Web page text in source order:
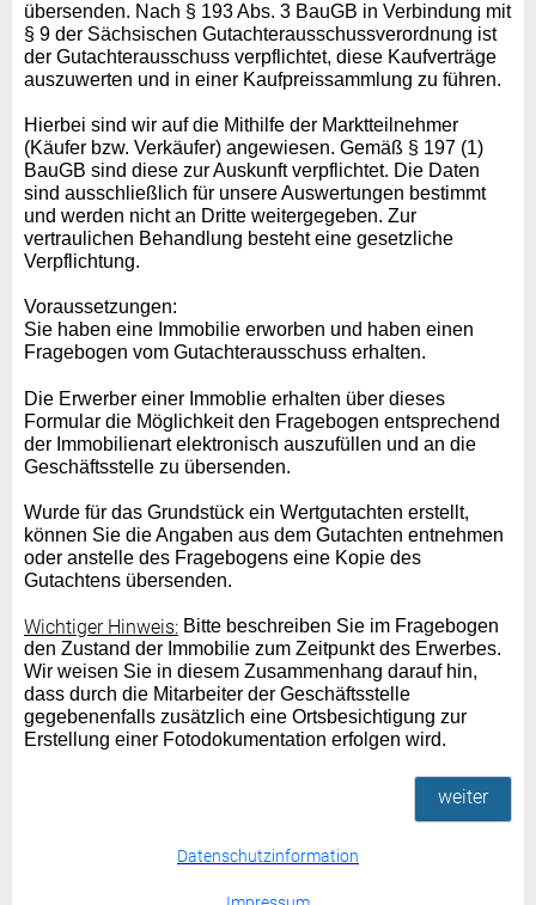
übersenden. Nach § 193 Abs. 3 BauGB in Verbindung mit
§ 9 der Sächsischen Gutachterausschussverordnung ist
der Gutachterausschuss verpflichtet, diese Kaufverträge
auszuwerten und in einer Kaufpreissammlung zu führen.
Hierbei sind wir auf die Mithilfe der Marktteilnehmer
(Käufer bzw. Verkäufer) angewiesen. Gemäß § 197 (1)
BauGB sind diese zur Auskunft verpflichtet. Die Daten
sind ausschließlich für unsere Auswertungen bestimmt
und werden nicht an Dritte weitergegeben. Zur
vertraulichen Behandlung besteht eine gesetzliche
Verpflichtung.
Voraussetzungen:
Sie haben eine Immobilie erworben und haben einen
Fragebogen vom Gutachterausschuss erhalten.
Die Erwerber einer Immoblie erhalten über dieses
Formular die Möglichkeit den Fragebogen entsprechend
der Immobilienart elektronisch auszufüllen und an die
Geschäftsstelle zu übersenden.
Wurde für das Grundstück ein Wertgutachten erstellt,
können Sie die Angaben aus dem Gutachten entnehmen
oder anstelle des Fragebogens eine Kopie des
Gutachtens übersenden.
Wichtiger Hinweis: Bitte beschreiben Sie im Fragebogen
den Zustand der Immobilie zum Zeitpunkt des Erwerbes.
Wir weisen Sie in diesem Zusammenhang darauf hin,
dass durch die Mitarbeiter der Geschäftsstelle
gegebenenfalls zusätzlich eine Ortsbesichtigung zur
Erstellung einer Fotodokumentation erfolgen wird.
weiter
Datenschutzinformation